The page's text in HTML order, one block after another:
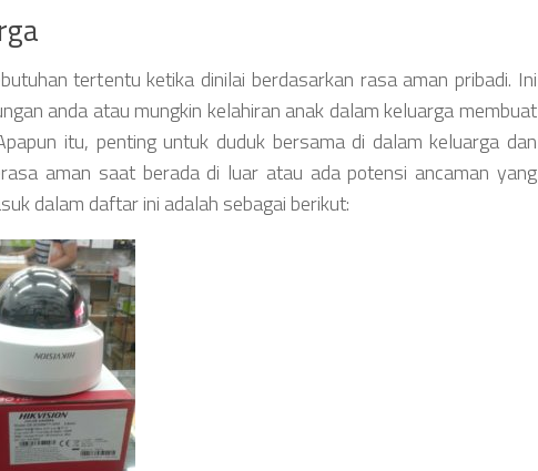
tertentu ketika dinilai berdasarkan rasa aman pribadi. Ini
anda atau mungkin kelahiran anak dalam keluarga membuat
itu, penting untuk duduk bersama di dalam keluarga dan
aman saat berada di luar atau ada potensi ancaman yang
dalam daftar ini adalah sebagai berikut: